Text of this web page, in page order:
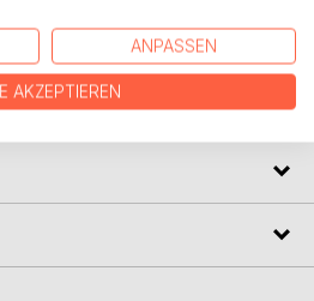
ANPASSEN
AKZEPTIEREN